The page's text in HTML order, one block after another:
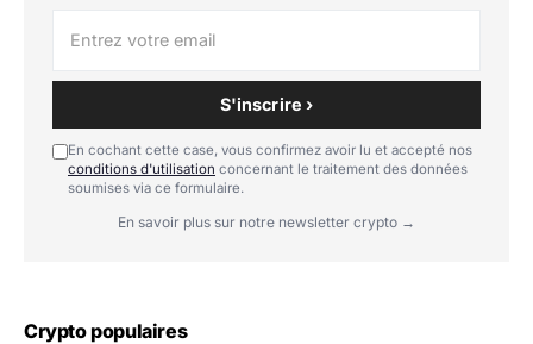
S'inscrire ›
En cochant cette case, vous confirmez avoir lu et accepté nos
conditions d'utilisation concernant le traitement des données
soumises via ce formulaire.
En savoir plus sur notre newsletter crypto →
Crypto populaires